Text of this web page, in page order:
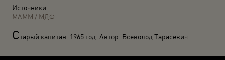
Источники:
МАММ / МДФ
Старый капитан. 1965 год. Автор: Всеволод Тарасевич.